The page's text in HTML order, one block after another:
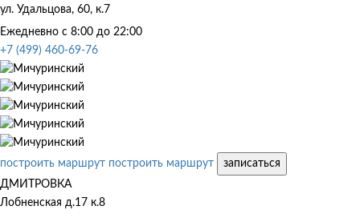
ул. Удальцова, 60, к.7
Ежедневно с 8:00 до 22:00
+7 (499) 460-69-76
построить маршрут построить маршрут
записаться
ДМИТРОВКА
Лобненская д.17 к.8